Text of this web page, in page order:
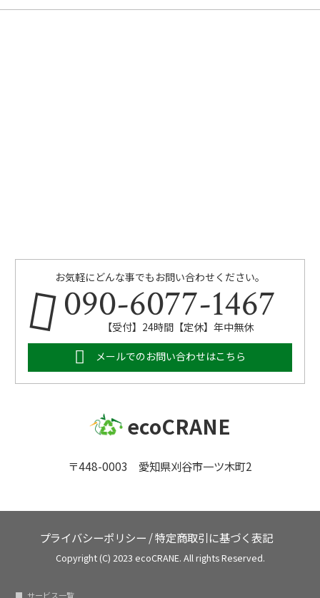
お気軽にどんな事でもお問い合わせください。
090-6077-1467
【受付】24時間【定休】年中無休
メールでのお問い合わせはこちら
ecoCRANE
〒448-0003 愛知県刈谷市一ツ木町2
プライバシーポリシー /特定商取引に基づく表記
Copyright (C) 2023 ecoCRANE. All rights Reserved.
サービス一覧